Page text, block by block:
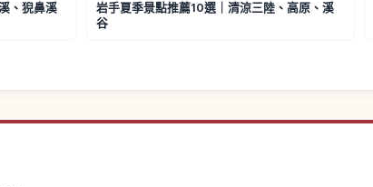
、猊鼻溪
岩手夏季景點推薦10選｜清涼三陸、高原、溪
谷